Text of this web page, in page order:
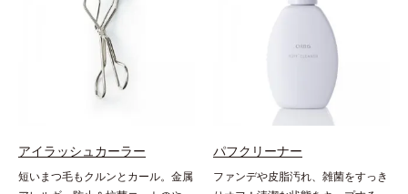
に牛乳以外に、豆乳やヨーグルトに
も混ぜることができ、気分や摂りた
い栄養、空腹具合に合わせて食べ方
のアレンジは自由自在！自然な果実
の味を活かした美味しさで、ハッピ
ーなダイエットを目指します。* ビ
D、E、ナイアシン、パントテン
酸、葉酸各商品の詳しい情報は商品
ページをご覧ください。・BEAUTY
分で、髪のまとまりやサラサラな指
通りを大きく左右する重要な美髪成
分「18-MEA(*)」。毎日の生活の中
で失われやすいため、すき間にダイ
レクトに補うことで、瞬時に傷みの
ないなめらかなツヤ髪に導きます。
髪の内側のダメージもしっかり補修
するから、仕上がりは驚くほどふわ
使えば、サロン帰りのようななめら
アイラッシュカーラー
短いまつ毛もクルンとカール。金属
パフクリーナー
ファンデや皮脂汚れ、雑菌をすっき